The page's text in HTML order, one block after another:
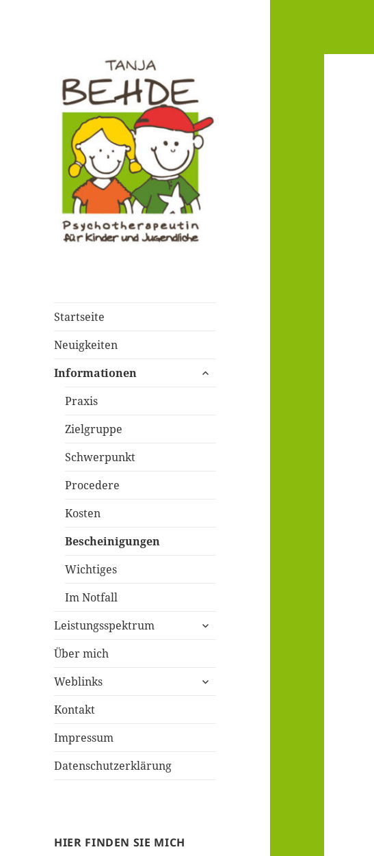
Startseite
Neuigkeiten
Informationen
untermenü
Praxis
Zielgruppe
Schwerpunkt
Procedere
Kosten
Bescheinigungen
Wichtiges
Im Notfall
Leistungsspektrum
untermenü
Über mich
Weblinks
untermenü
Kontakt
Impressum
Datenschutzerklärung
HIER FINDEN SIE MICH